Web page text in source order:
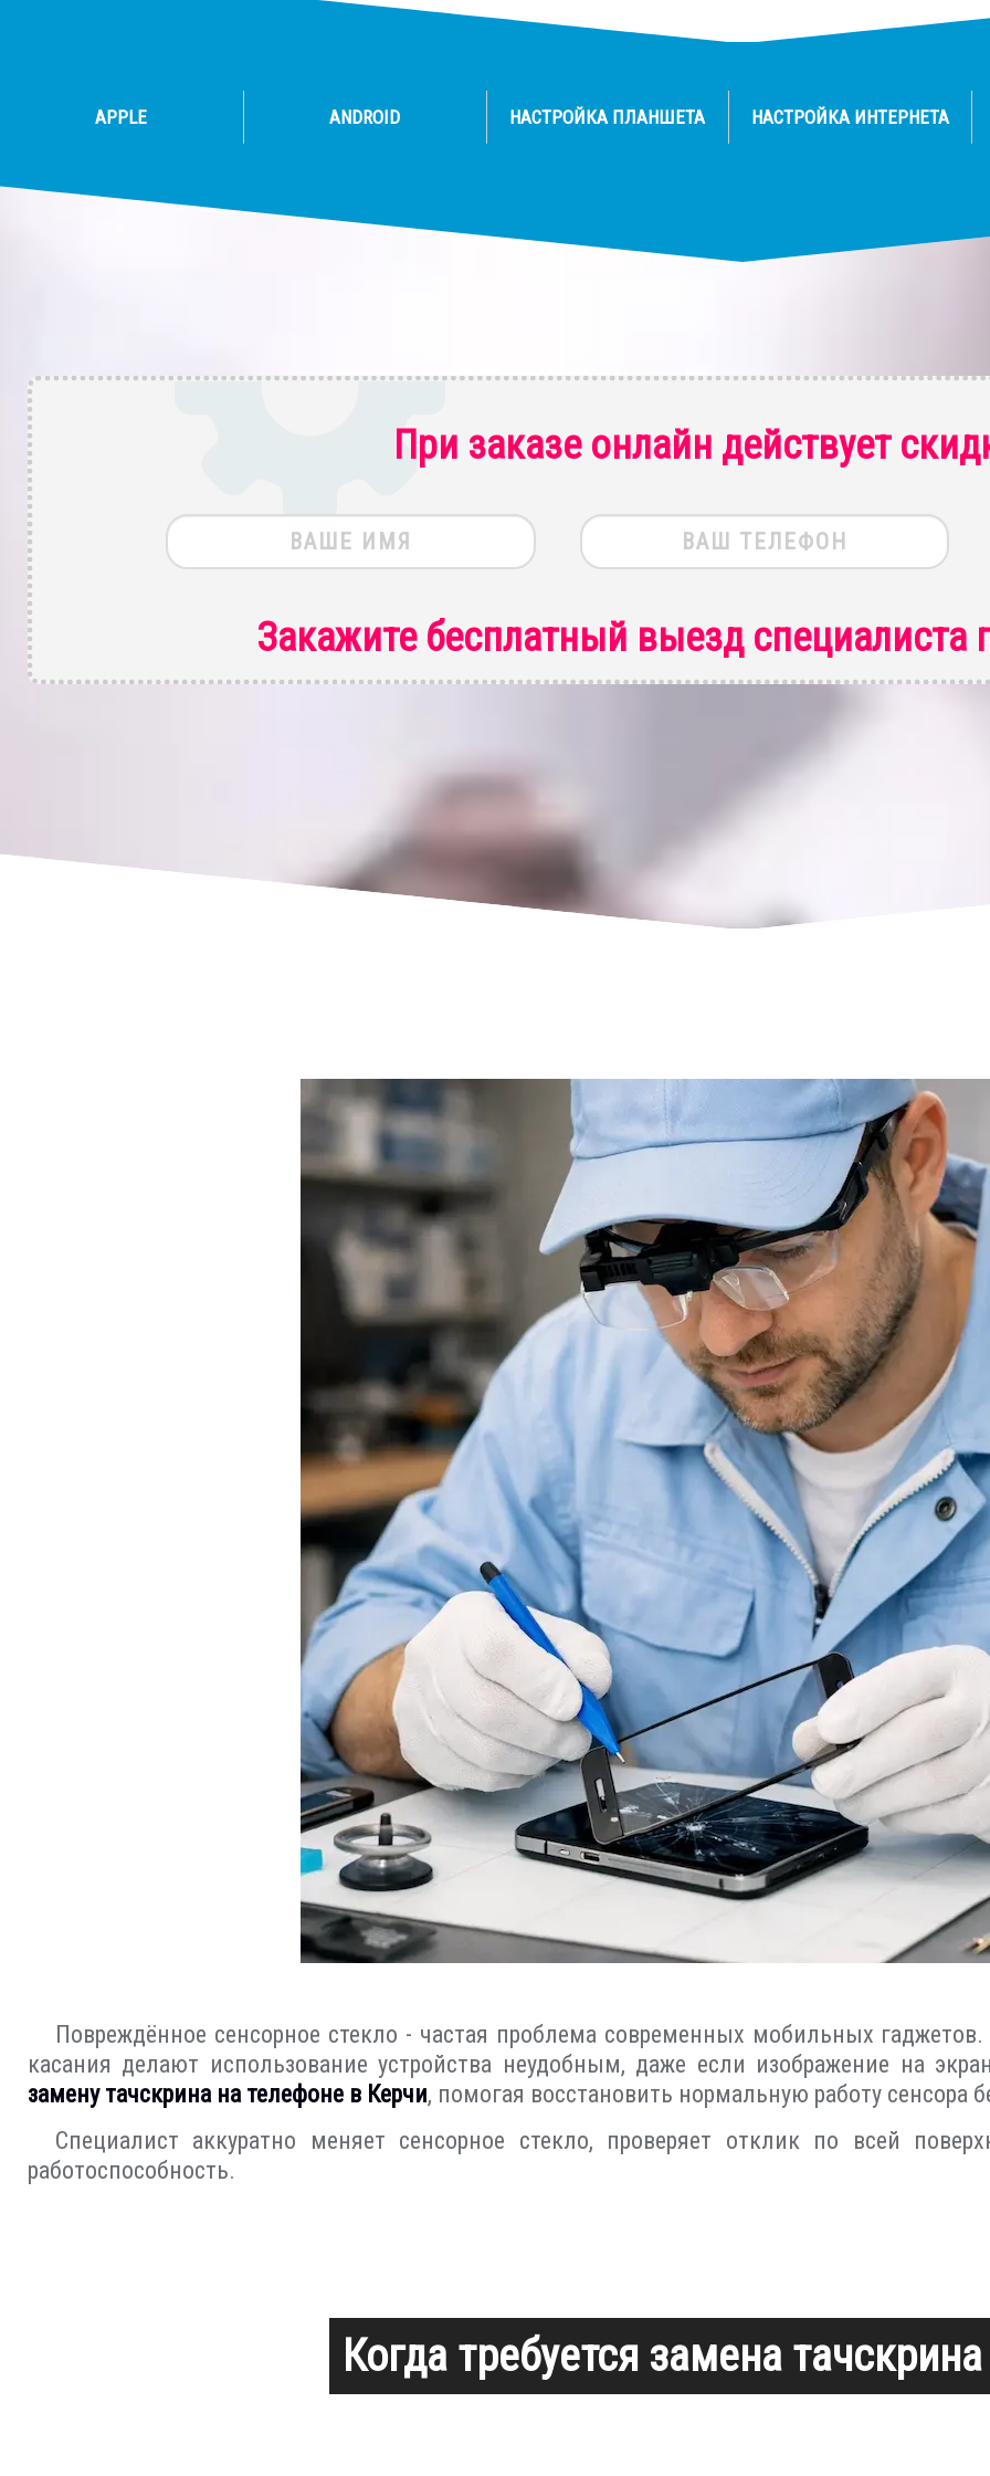
APPLE ANDROID НАСТРОЙКА ПЛАНШЕТА НАСТРОЙКА ИНТЕРНЕТА
При заказе онлайн действует
Закажите бесплатный выезд специалиста
Повреждённое сенсорное стекло - частая проблема современных мобильных
касания делают использование устройства неудобным, даже если изображение на
замену тачскрина на телефоне в Керчи, помогая восстановить нормальную работу сенсора
Специалист аккуратно меняет сенсорное стекло, проверяет отклик по всей
работоспособность.
Когда требуется замена